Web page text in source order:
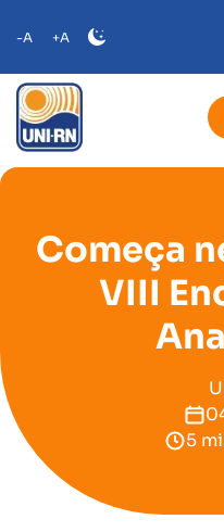
-A +A
Começa
VIII
5